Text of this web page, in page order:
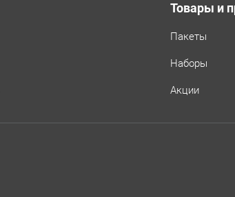
Товары и
Пакеты
Наборы
Акции